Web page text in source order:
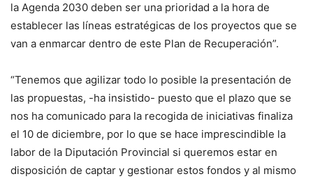
la Agenda 2030 deben ser una prioridad a la hora de
establecer las líneas estratégicas de los proyectos que se
van a enmarcar dentro de este Plan de Recuperación”.
“Tenemos que agilizar todo lo posible la presentación de
las propuestas, -ha insistido- puesto que el plazo que se
nos ha comunicado para la recogida de iniciativas finaliza
el 10 de diciembre, por lo que se hace imprescindible la
labor de la Diputación Provincial si queremos estar en
disposición de captar y gestionar estos fondos y al mismo